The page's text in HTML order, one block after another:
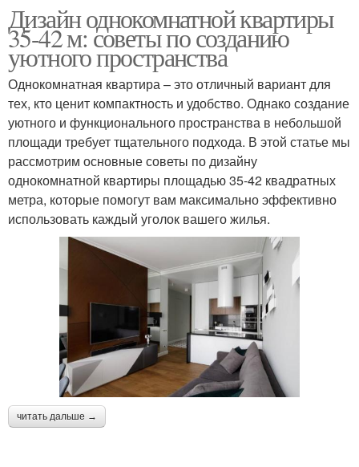
Дизайн однокомнатной квартиры
35-42 м: советы по созданию
уютного пространства
Однокомнатная квартира – это отличный вариант для
тех, кто ценит компактность и удобство. Однако создание
уютного и функционального пространства в небольшой
площади требует тщательного подхода. В этой статье мы
рассмотрим основные советы по дизайну
однокомнатной квартиры площадью 35-42 квадратных
метра, которые помогут вам максимально эффективно
использовать каждый уголок вашего жилья.
читать дальше →